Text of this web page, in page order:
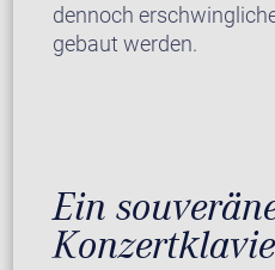
dennoch
gebaut werden.
Ein